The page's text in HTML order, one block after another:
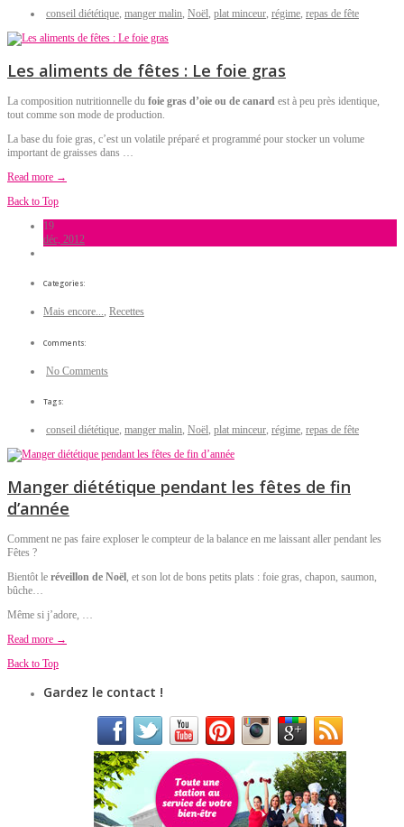
conseil diététique, manger malin, Noël, plat minceur, régime, repas de fête
Les aliments de fêtes : Le foie gras
La composition nutritionnelle du foie gras d’oie ou de canard est à peu près identique,
tout comme son mode de production.
La base du foie gras, c’est un volatile préparé et programmé pour stocker un volume
important de graisses dans …
Read more →
Back to Top
19
déc, 2012
Categories:
Mais encore..., Recettes
Comments:
No Comments
Tags:
conseil diététique, manger malin, Noël, plat minceur, régime, repas de fête
Manger diététique pendant les fêtes de fin
d’année
Comment ne pas faire exploser le compteur de la balance en me laissant aller pendant les
Fêtes ?
Bientôt le réveillon de Noël, et son lot de bons petits plats : foie gras, chapon, saumon,
bûche…
Même si j’adore, …
Read more →
Back to Top
Gardez le contact !